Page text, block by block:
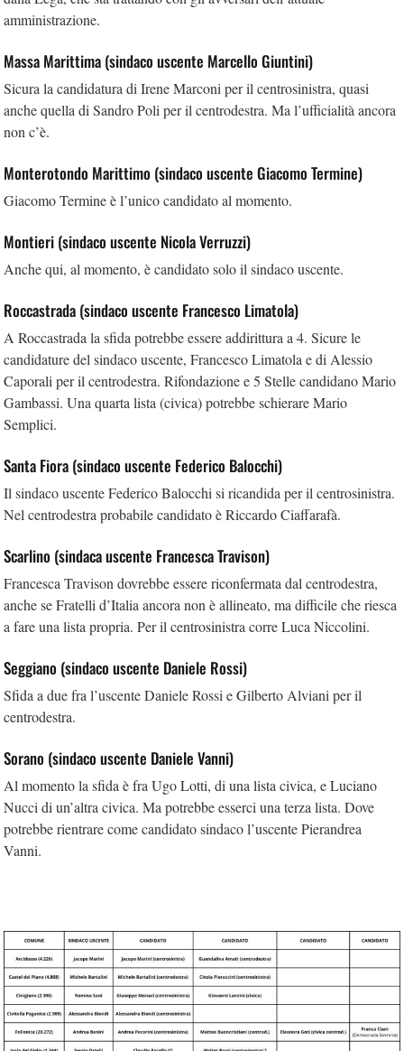
amministrazione.
Massa Marittima (sindaco uscente Marcello Giuntini)
Sicura la candidatura di Irene Marconi per il centrosinistra, quasi
anche quella di Sandro Poli per il centrodestra. Ma l’ufficialità ancora
non c’è.
Monterotondo Marittimo (sindaco uscente Giacomo Termine)
Giacomo Termine è l’unico candidato al momento.
Montieri (sindaco uscente Nicola Verruzzi)
Anche qui, al momento, è candidato solo il sindaco uscente.
Roccastrada (sindaco uscente Francesco Limatola)
A Roccastrada la sfida potrebbe essere addirittura a 4. Sicure le
candidature del sindaco uscente, Francesco Limatola e di Alessio
Caporali per il centrodestra. Rifondazione e 5 Stelle candidano Mario
Gambassi. Una quarta lista (civica) potrebbe schierare Mario
Semplici.
Santa Fiora (sindaco uscente Federico Balocchi)
Il sindaco uscente Federico Balocchi si ricandida per il centrosinistra.
Nel centrodestra probabile candidato è Riccardo Ciaffarafà.
Scarlino (sindaca uscente Francesca Travison)
Francesca Travison dovrebbe essere riconfermata dal centrodestra,
anche se Fratelli d’Italia ancora non è allineato, ma difficile che riesca
a fare una lista propria. Per il centrosinistra corre Luca Niccolini.
Seggiano (sindaco uscente Daniele Rossi)
Sfida a due fra l’uscente Daniele Rossi e Gilberto Alviani per il
centrodestra.
Sorano (sindaco uscente Daniele Vanni)
Al momento la sfida è fra Ugo Lotti, di una lista civica, e Luciano
Nucci di un’altra civica. Ma potrebbe esserci una terza lista. Dove
potrebbe rientrare come candidato sindaco l’uscente Pierandrea
Vanni.